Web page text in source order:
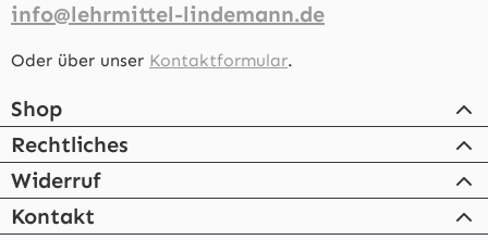
info@lehrmittel-lindemann.de
Oder über unser Kontaktformular.
Shop
Rechtliches
Widerruf
Kontakt